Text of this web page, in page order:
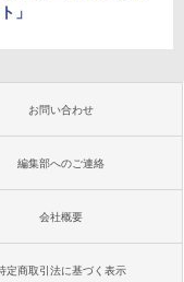
」
お問い合わせ
編集部へのご連絡
会社概要
定商取引法に基づく表示